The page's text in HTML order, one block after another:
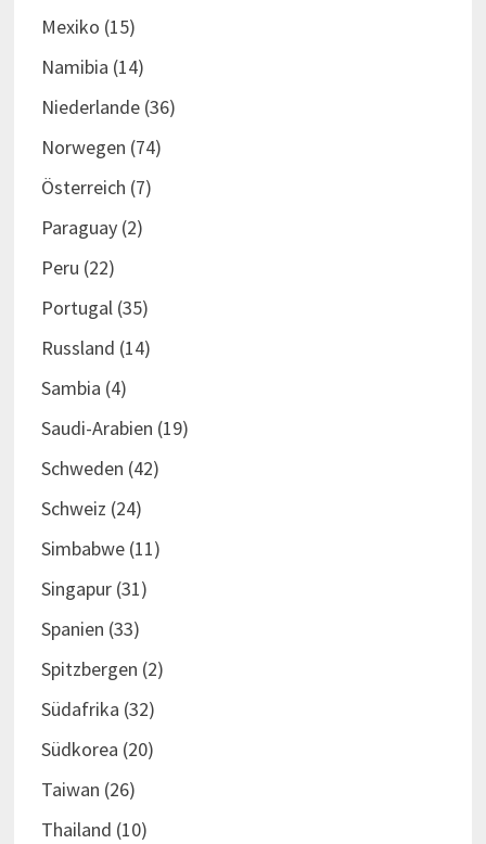
Mexiko (15)
Namibia (14)
Niederlande(36)
Norwegen (74)
Österreich (7)
Paraguay(2)
Peru (22)
Portugal(35)
Russland (14)
Sambia (4)
Saudi-Arabien (19)
Schweden (42)
Schweiz (24)
Simbabwe(11)
Singapur(31)
Spanien (33)
Spitzbergen (2)
Südafrika (32)
Südkorea (20)
Taiwan (26)
Thailand (10)